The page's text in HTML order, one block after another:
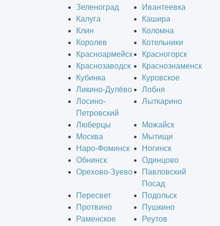
Зеленоград
Ивантеевка
Калуга
Кашира
Клин
Коломна
Королев
Котельники
Красноармейск
Красногорск
Краснозаводск
Краснознаменск
Кубинка
Куровское
Ликино-Дулёво
Лобня
Лосино-
Петровский
Лыткарино
Люберцы
Можайск
Москва
Мытищи
Наро-Фоминск
Ногинск
Обнинск
Одинцово
Орехово-Зуево
Павловский
Посад
Пересвет
Подольск
Протвино
Пушкино
Раменское
Реутов